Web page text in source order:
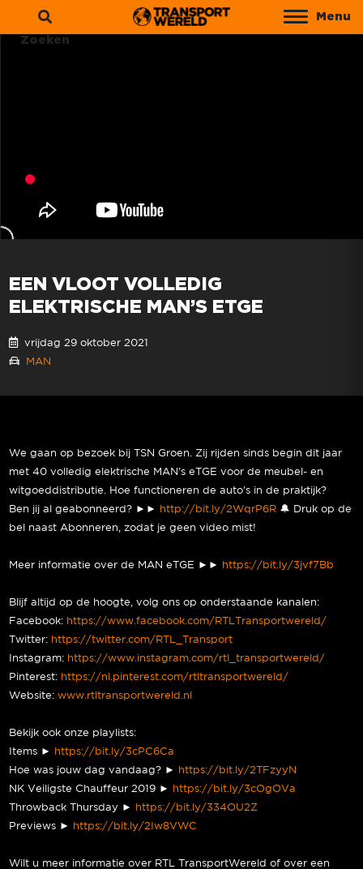
Menu
Zoeken
EEN VLOOT VOLLEDIG
ELEKTRISCHE MAN’S ETGE
vrijdag 29 oktober 2021
MAN
We gaan op bezoek bij TSN Groen. Zij rijden sinds begin dit jaar
met 40 volledig elektrische MAN’s eTGE voor de meubel- en
witgoeddistributie. Hoe functioneren de auto’s in de praktijk?
Ben jij al geabonneerd? ►► http://bit.ly/2WqrP6R 🔔 Druk op de
bel naast Abonneren, zodat je geen video mist!
Meer informatie over de MAN eTGE ►► https://bit.ly/3jvf7Bb
Blijf altijd op de hoogte, volg ons op onderstaande kanalen:
Facebook: https://www.facebook.com/RTLTransportwereld/
Twitter: https://twitter.com/RTL_Transport
Instagram: https://www.instagram.com/rtl_transportwereld/
Pinterest: https://nl.pinterest.com/rtltransportwereld/
Website:www.rtltransportwereld.nl
Bekijk ook onze playlists:
Items ► https://bit.ly/3cPC6Ca
Hoe was jouw dag vandaag? ► https://bit.ly/2TFzyyN
NK Veiligste Chauffeur 2019 ► https://bit.ly/3cOgOVa
Throwback Thursday ► https://bit.ly/334OU2Z
Previews ► https://bit.ly/2Iw8VWC
Wilt u meer informatie over RTL TransportWereld of over een